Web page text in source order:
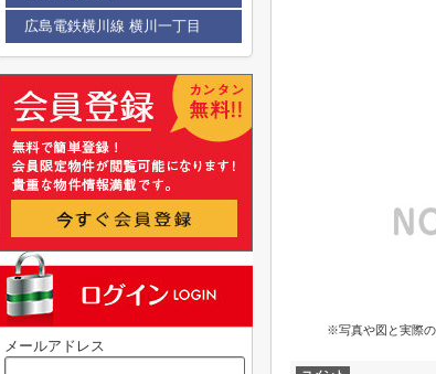
※写真や図と実際
広島電鉄横川線 横川一丁目
メールアドレス